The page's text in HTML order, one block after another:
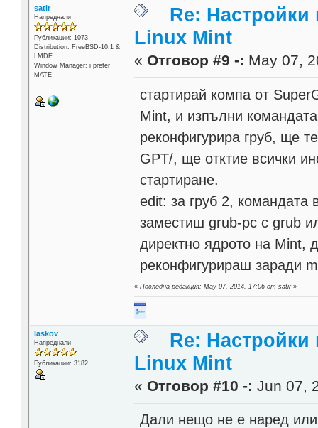
satir
Напреднали
Публикации: 1073
Distribution: FreeBSD-10.1 &
LMDE
Window Manager: i prefer
MATE
Re:
Linux Mint
« Отговор #9 -: May 07,
стартирай компа от
Mint, и изпълни
реконфигурира груб, ще
GPT/, ще отктие всички
стартиране.
edit: за груб 2, командата
заместиш grub-pc с grub
директно ядрото на Mint,
реконфигурираш заради
«Последна редакция: May 07, 2014, 17:06 от satir»
laskov
Напреднали
Публикации: 3182
Re:
Linux Mint
« Отговор #10 -: Jun 07,
Дали нещо не е наред